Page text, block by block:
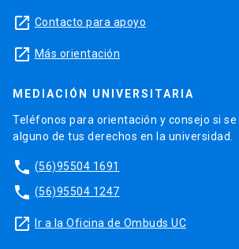
launch Contacto para apoyo
launch Más orientación
MEDIACIÓN UNIVERSITARIA
Teléfonos para orientación y consejo si se
alguno de tus derechos en la universidad.
phone (56)95504 1691
phone (56)95504 1247
launch Ir a la Oficina de Ombuds UC